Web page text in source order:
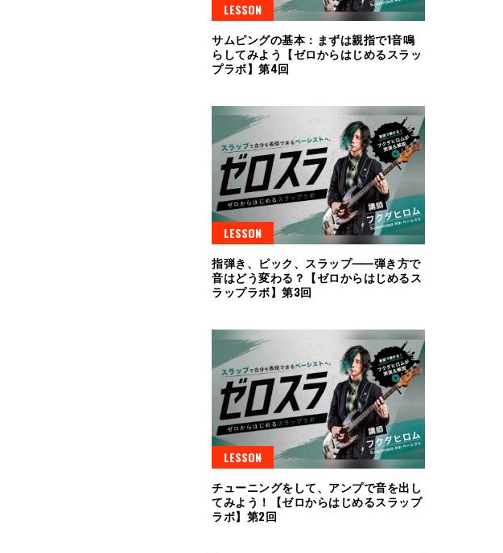
LESSON
サムピングの基本：まずは親指で1音鳴
らしてみよう【ゼロからはじめるスラッ
プラボ】第4回
LESSON
指弾き、ピック、スラップ⸺弾き方で
音はどう変わる？【ゼロからはじめるス
ラップラボ】第3回
LESSON
チューニングをして、アンプで音を出し
てみよう！【ゼロからはじめるスラップ
ラボ】第2回